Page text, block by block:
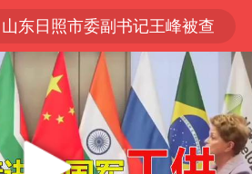
山东日照市委副书记王峰被查
顾客结账把钱扔地上 服务员霸气扔回
探寻“技能+”促就业创业新路
美国退回1000亿美元关税
山东财大教授刘海明逝世 终年38岁